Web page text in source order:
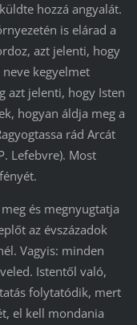
hozzá angyalát.
is elárad a
azt jelenti, hogy
kegyelmet
azt jelenti, hogy Isten
hogyan áldja meg a
rád Arcát
Lefebvre). Most
és megnyugtatja
az évszázadok
Vagyis: minden
Istentől való,
folytatódik, mert
el kell mondania